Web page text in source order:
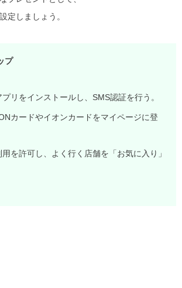
定しましょう。
プ
プリをインストールし、SMS認証を行う。
カードやイオンカードをマイページに登
を許可し、よく行く店舗を「お気に入り」